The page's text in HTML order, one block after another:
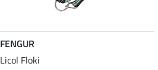
FENGUR
Licol Floki